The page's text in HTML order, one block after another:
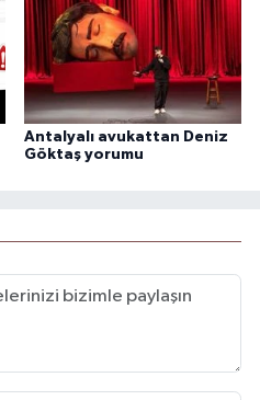
Antalyalı avukattan Deniz
Göktaş yorumu